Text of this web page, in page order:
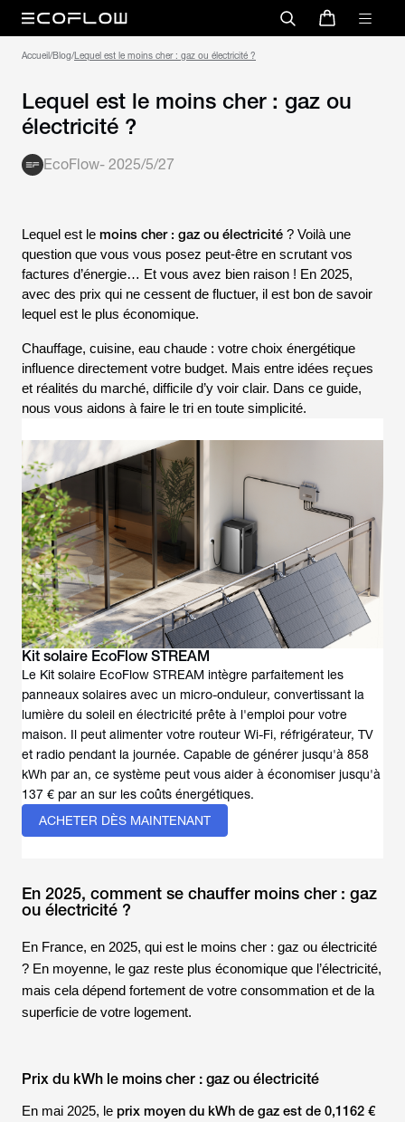
Accueil/Blog/Lequel est le moins cher : gaz ou électricité ?
Lequel est le moins cher : gaz ou
électricité ?
EcoFlow- 2025/5/27
Lequel est le moins cher : gaz ou électricité ? Voilà une
question que vous vous posez peut-être en scrutant vos
factures d’énergie… Et vous avez bien raison ! En 2025,
avec des prix qui ne cessent de fluctuer, il est bon de savoir
lequel est le plus économique.
Chauffage, cuisine, eau chaude : votre choix énergétique
influence directement votre budget. Mais entre idées reçues
et réalités du marché, difficile d’y voir clair. Dans ce guide,
nous vous aidons à faire le tri en toute simplicité.
Kit solaire EcoFlow STREAM
Le Kit solaire EcoFlow STREAM intègre parfaitement les
panneaux solaires avec un micro-onduleur, convertissant la
lumière du soleil en électricité prête à l'emploi pour votre
maison. Il peut alimenter votre routeur Wi-Fi, réfrigérateur, TV
et radio pendant la journée. Capable de générer jusqu'à 858
kWh par an, ce système peut vous aider à économiser jusqu'à
137 € par an sur les coûts énergétiques.
ACHETER DÈS MAINTENANT
En 2025, comment se chauffer moins cher : gaz
ou électricité ?
En France, en 2025, qui est le moins cher : gaz ou électricité
? En moyenne, le gaz reste plus économique que l’électricité,
mais cela dépend fortement de votre consommation et de la
superficie de votre logement.
Prix du kWh le moins cher : gaz ou électricité
En mai 2025, le prix moyen du kWh de gaz est de 0,1162 €